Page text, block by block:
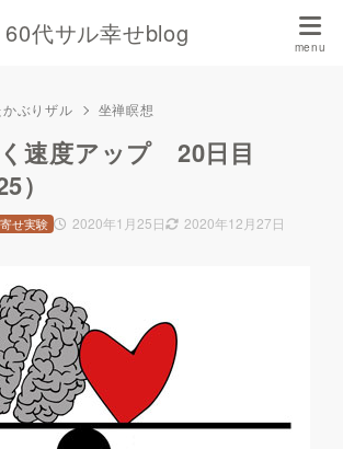
60代サル幸せblog
ぶりザル 坐禅瞑想
速度アップ 20日目
）
2020年1月25日 2020年12月27日
せ実験